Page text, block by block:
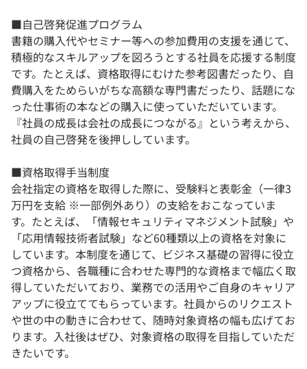
■自己啓発促進プログラム
書籍の購入代やセミナー等への参加費用の支援を通じて、
積極的なスキルアップを図ろうとする社員を応援する制度
です。たとえば、資格取得にむけた参考図書だったり、自
費購入をためらいがちな高額な専門書だったり、話題にな
った仕事術の本などの購入に使っていただいています。
『社員の成長は会社の成長につながる』という考えから、
社員の自己啓発を後押ししています。
■資格取得手当制度
会社指定の資格を取得した際に、受験料と表彰金（一律3
万円を支給 ※一部例外あり）の支給をおこなっていま
す。たとえば、「情報セキュリティマネジメント試験」や
「応用情報技術者試験」など60種類以上の資格を対象に
しています。本制度を通じて、ビジネス基礎の習得に役立
つ資格から、各職種に合わせた専門的な資格まで幅広く取
得していただいており、業務での活用やご自身のキャリア
アップに役立ててもらっています。社員からのリクエスト
や世の中の動きに合わせて、随時対象資格の幅も広げてお
ります。入社後はぜひ、対象資格の取得を目指していただ
きたいです。